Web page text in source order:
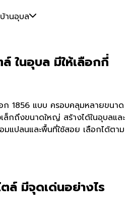
านอุบล
ในอุบล มีให้เลือกกี่
ก 1856 แบบ ครอบคลุมหลายขนาด
กถึงขนาดใหญ่ สร้างได้ในอุบลและ
มแปลนและพื้นที่ใช้สอย เลือกได้ตาม
ล์ มีจุดเด่นอย่างไร